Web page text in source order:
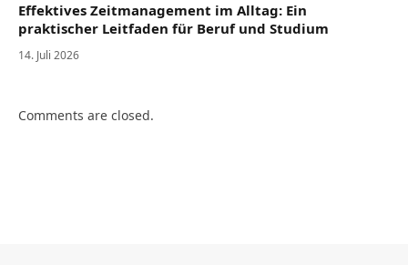
Effektives Zeitmanagement im Alltag: Ein
praktischer Leitfaden für Beruf und Studium
14. Juli 2026
Comments are closed.